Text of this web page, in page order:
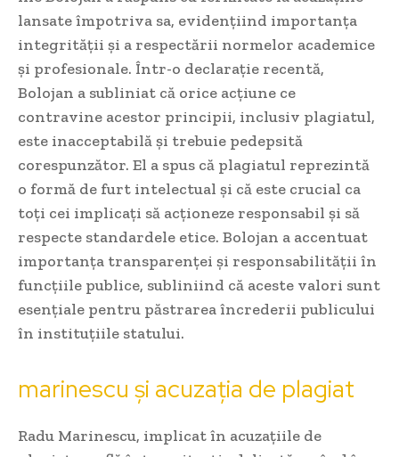
lansate împotriva sa, evidențiind importanța
integrității și a respectării normelor academice
și profesionale. Într-o declarație recentă,
Bolojan a subliniat că orice acțiune ce
contravine acestor principii, inclusiv plagiatul,
este inacceptabilă și trebuie pedepsită
corespunzător. El a spus că plagiatul reprezintă
o formă de furt intelectual și că este crucial ca
toți cei implicați să acționeze responsabil și să
respecte standardele etice. Bolojan a accentuat
importanța transparenței și responsabilității în
funcțiile publice, subliniind că aceste valori sunt
esențiale pentru păstrarea încrederii publicului
în instituțiile statului.
marinescu și acuzația de plagiat
Radu Marinescu, implicat în acuzațiile de